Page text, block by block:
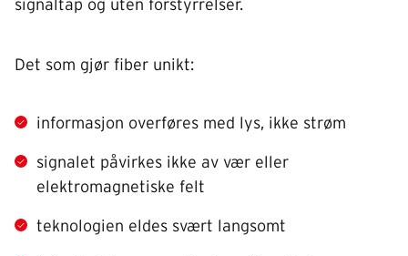
signaltap og uten forstyrrelser.
Det som gjør fiber unikt:
informasjon overføres med lys, ikke strøm
signalet påvirkes ikke av vær eller
elektromagnetiske felt
teknologien eldes svært langsomt